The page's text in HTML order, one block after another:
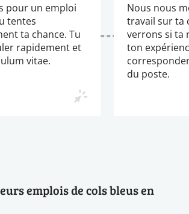
pour un emploi
tentes
ta chance. Tu
rapidement et
vitae.
Nous nous
travail sur ta
verrons si ta
ton
du poste.
emplois de cols bleus en